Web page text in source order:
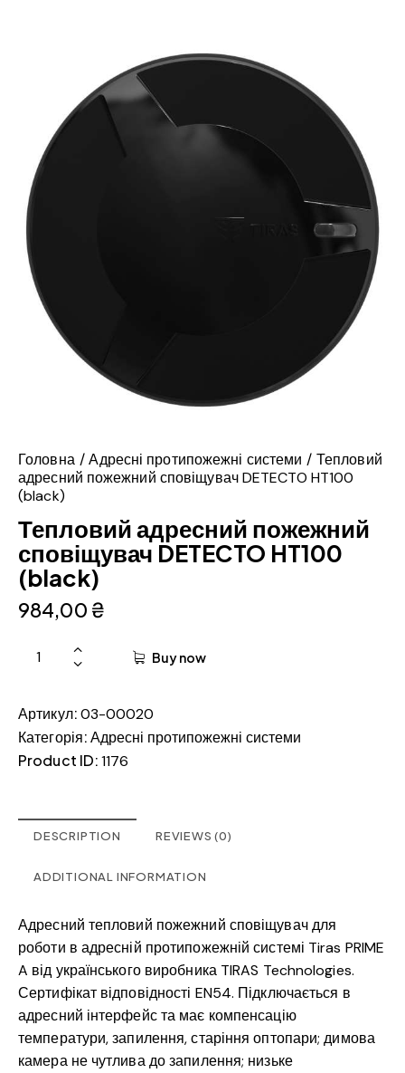
Головна Адресні протипожежні системи
Тепловий
адресний пожежний сповіщувач DETECTO HT100
(black)
Тепловий адресний пожежний
сповіщувач DETECTO HT100
(black)
984,00 ₴
Buy now
Артикул:03-00020
Категорія:Адресні протипожежні системи
Product ID:1176
DESCRIPTION REVIEWS (0)
ADDITIONAL INFORMATION
Адресний тепловий пожежний сповіщувач для
роботи в адресній протипожежній системі Tiras PRIME
A від українського виробника TIRAS Technologies.
Сертифікат відповідності EN54. Підключається в
адресний інтерфейс та має компенсацію
температури, запилення, старіння оптопари; димова
камера не чутлива до запилення; низьке